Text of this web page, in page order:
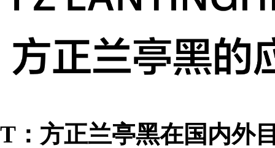
T：方正兰亭黑在国内外